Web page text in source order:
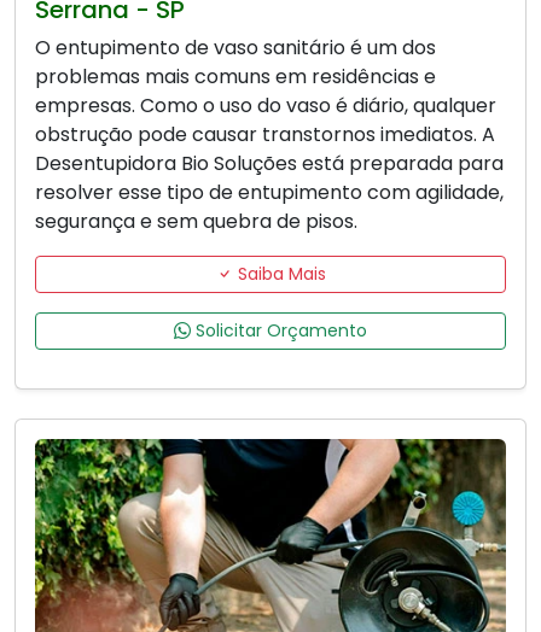
Serrana - SP
O entupimento de vaso sanitário é um dos
problemas mais comuns em residências e
empresas. Como o uso do vaso é diário, qualquer
obstrução pode causar transtornos imediatos. A
Desentupidora Bio Soluções está preparada para
resolver esse tipo de entupimento com agilidade,
segurança e sem quebra de pisos.
Saiba Mais
Solicitar Orçamento